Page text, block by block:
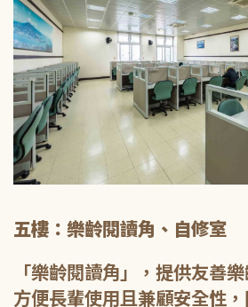
五樓：樂齡閱讀角、自修室
「樂齡閱讀角」，提供友善
方便長輩使用且兼顧安全性